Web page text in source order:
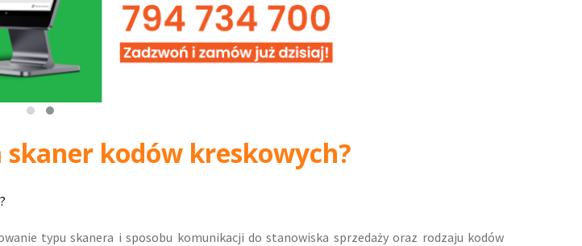
kodów kreskowych?
typu skanera i sposobu komunikacji do stanowiska sprzedaży oraz rodzaju kodów